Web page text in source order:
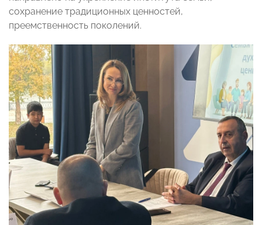
сохранение традиционных ценностей,
преемственность поколений.